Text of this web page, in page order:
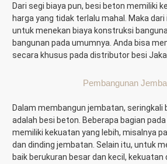
Dari segi biaya pun, besi beton memiliki
harga yang tidak terlalu mahal. Maka
untuk menekan biaya konstruksi
bangunan pada umumnya. Anda bisa
secara khusus pada distributor besi
Pembangunan
Dalam membangun jembatan, seringkali
adalah besi beton. Beberapa bagian
memiliki kekuatan yang lebih, misalnya
dan dinding jembatan. Selain itu, untuk
baik berukuran besar dan kecil, kekuatan